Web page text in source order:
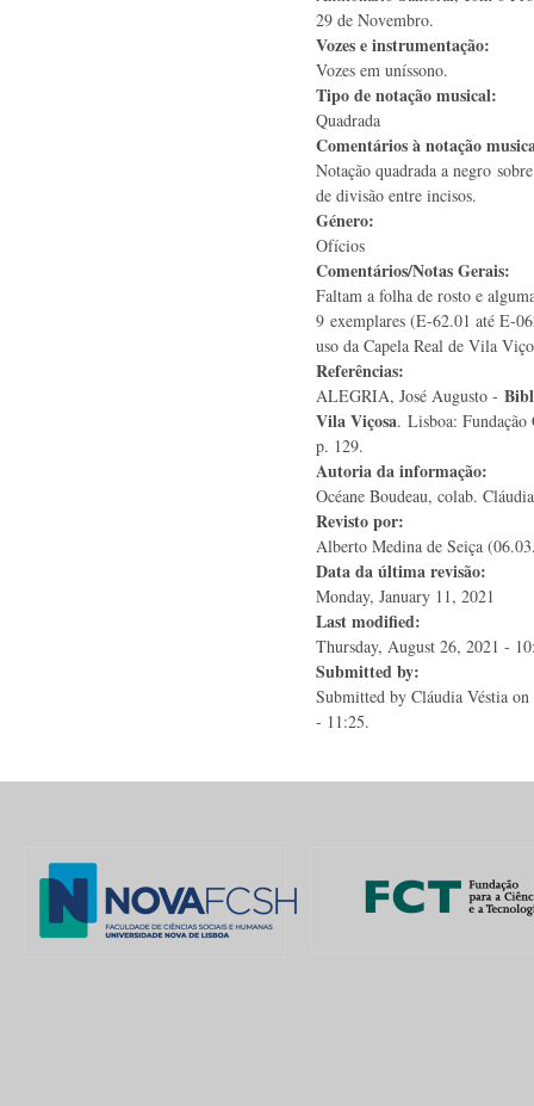
29 de Novembro.
Vozes e instrumentação:
Vozes em uníssono.
Tipo de notação musical:
Quadrada
Comentários à notação
Notação quadrada a negro
de divisão entre incisos.
Género:
Ofícios
Comentários/Notas Gerais:
Faltam a folha de rosto e
9 exemplares (E-62.01 até E-
uso da Capela Real de Vila
Referências:
ALEGRIA, José Augusto -
Vila Viçosa. Lisboa: Fundação
p. 129.
Autoria da informação:
Océane Boudeau, colab.
Revisto por:
Alberto Medina de Seiça
Data da última revisão:
Monday, January 11, 2021
Last modified:
Thursday, August 26, 2021 -
Submitted by:
Submitted by Cláudia Véstia on
- 11:25.